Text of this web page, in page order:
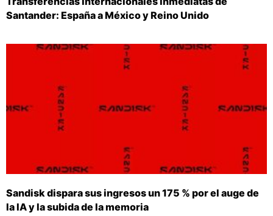
Santander: España a México y Reino Unido
Sandisk dispara sus ingresos un 175 % por el auge de
la IA y la subida de la memoria